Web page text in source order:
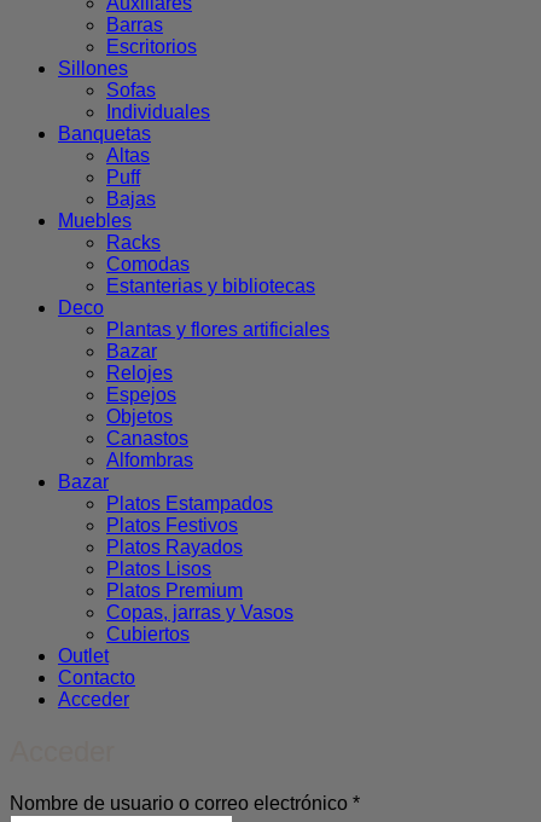
Barras
Escritorios
Sillones
Sofas
Individuales
Banquetas
Altas
Puff
Bajas
Muebles
Racks
Comodas
Estanterias y bibliotecas
Deco
Plantas y flores artificiales
Bazar
Relojes
Espejos
Objetos
Canastos
Alfombras
Bazar
Platos Estampados
Platos Festivos
Platos Rayados
Platos Lisos
Platos Premium
Copas, jarras y Vasos
Cubiertos
Outlet
Contacto
Acceder
Nombre de usuario o correo electrónico *Obligatorio